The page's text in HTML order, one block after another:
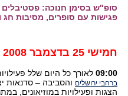
סופ"ש בסימן חנוכה:
פגישות עם סופרים, מסיבות חג
חמישי 25 בדצמבר 2008
09:00 לאורך כל היום שלל
ברחבי ירושלים והסביבה – סדנאות
הצגות ופעילויות במוזיאונים,